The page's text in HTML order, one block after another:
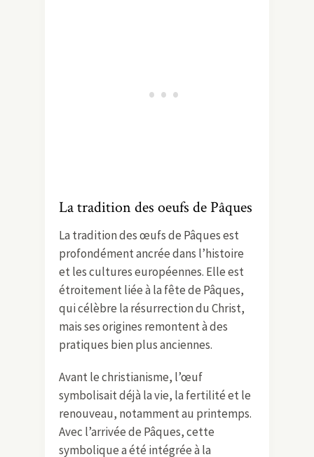
La tradition des oeufs de Pâques
La tradition des œufs de Pâques est
profondément ancrée dans l’histoire
et les cultures européennes. Elle est
étroitement liée à la fête de Pâques,
qui célèbre la résurrection du Christ,
mais ses origines remontent à des
pratiques bien plus anciennes.
Avant le christianisme, l’œuf
symbolisait déjà la vie, la fertilité et le
renouveau, notamment au printemps.
Avec l’arrivée de Pâques, cette
symbolique a été intégrée à la